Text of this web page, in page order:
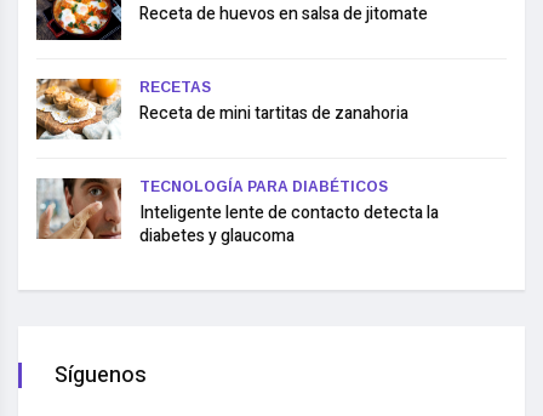
Receta de huevos en salsa de jitomate
RECETAS
Receta de mini tartitas de zanahoria
TECNOLOGÍA PARA DIABÉTICOS
Inteligente lente de contacto detecta la
diabetes y glaucoma
Síguenos